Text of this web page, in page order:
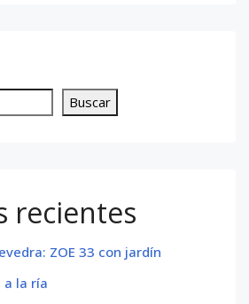
Buscar
recientes
ZOE 33 con jardín
a la ría